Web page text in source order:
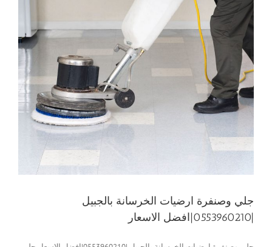
جلي وصنفرة ارضيات الخرسانة بالجبيل
|0553960210|افضل الاسعار